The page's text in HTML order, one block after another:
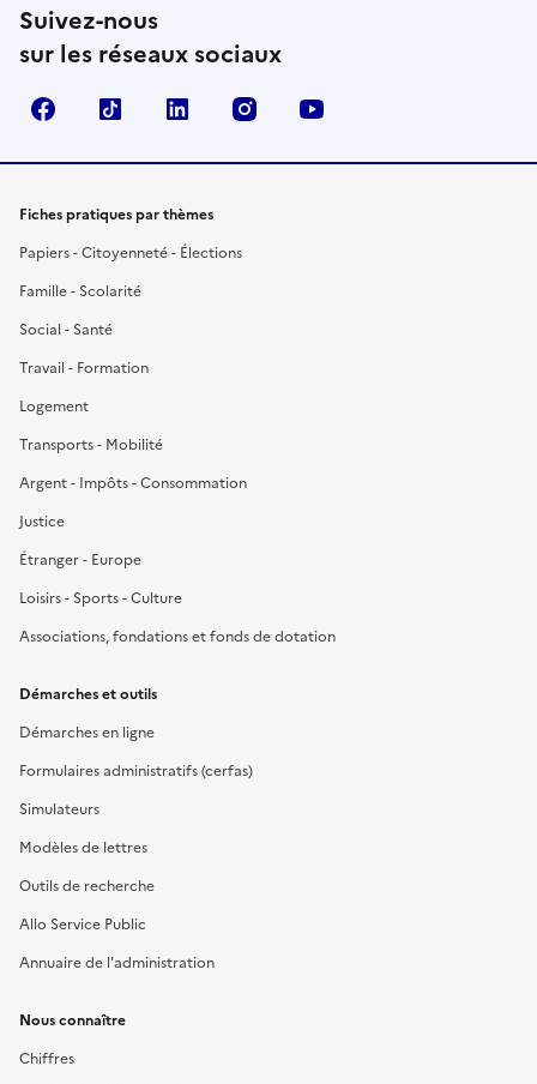
Suivez-nous
sur les réseaux sociaux
FacebookTikTok LinkedIn Instagram
Fiches pratiques par thèmes
Papiers - Citoyenneté - Élections
Famille - Scolarité
Social - Santé
Travail - Formation
Logement
Transports - Mobilité
Argent - Impôts - Consommation
Justice
Étranger - Europe
Loisirs - Sports - Culture
Associations, fondations et fonds de dotation
Démarches et outils
Démarches en ligne
Formulaires administratifs (cerfas)
Simulateurs
Modèles de lettres
Outils de recherche
Allo Service Public
Annuaire de l'administration
Nous connaître
Chiffres